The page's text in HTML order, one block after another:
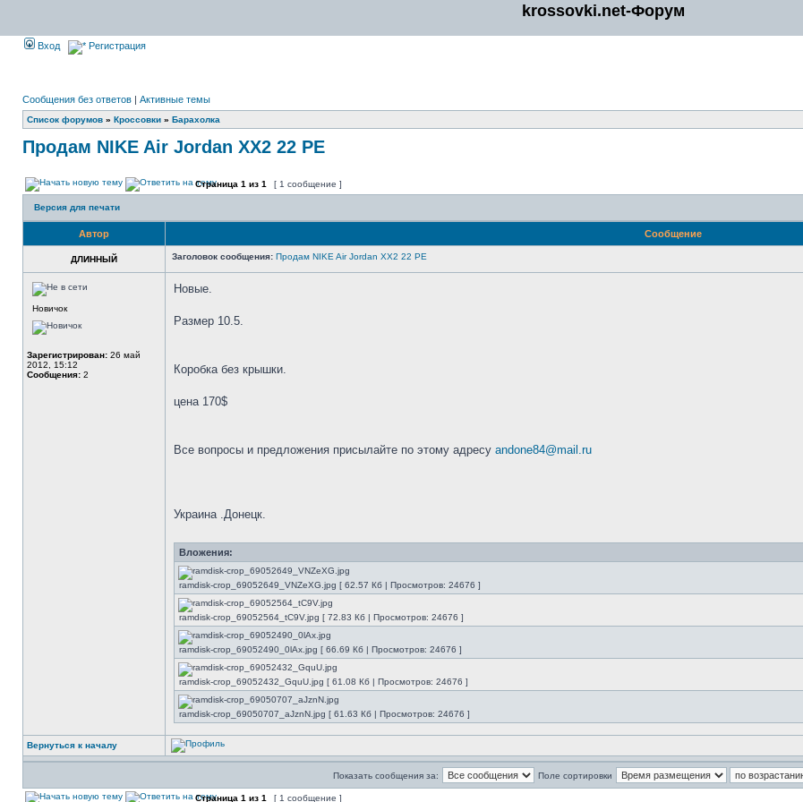
krossovki.net-Форум
Вход Регистрация
Сообщения без ответов | Активные темы
Список форумов » Кроссовки » Барахолка
Продам NIKE Air Jordan XX2 22 PE
Страница 1 из 1 [ 1 сообщение ]
Версия для печати
Автор Сообщение
ДЛИННЫЙ Заголовок сообщения: Продам NIKE Air Jordan XX2 22 PE
Новичок
Зарегистрирован: 26 май
2012, 15:12
Сообщения: 2
Новые.
Размер 10.5.
Коробка без крышки.
цена 170$
Все вопросы и предложения присылайте по этому адресу andone84@mail.ru
Украина .Донецк.
Вложения:
ramdisk-crop_69052649_VNZeXG.jpg [ 62.57 Кб | Просмотров: 24676 ]
ramdisk-crop_69052564_tC9V.jpg [ 72.83 Кб | Просмотров: 24676 ]
ramdisk-crop_69052490_0lAx.jpg [ 66.69 Кб | Просмотров: 24676 ]
ramdisk-crop_69052432_GquU.jpg [ 61.08 Кб | Просмотров: 24676 ]
ramdisk-crop_69050707_aJznN.jpg [ 61.63 Кб | Просмотров: 24676 ]
Вернуться к началу
Показать сообщения за: Поле сортировки
Страница 1 из 1 [ 1 сообщение ]